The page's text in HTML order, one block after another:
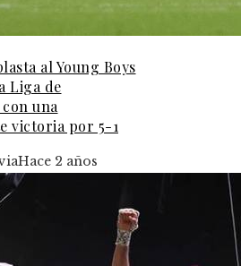
al Young Boys
Liga de
una
victoria por 5-1
Hace 2 años